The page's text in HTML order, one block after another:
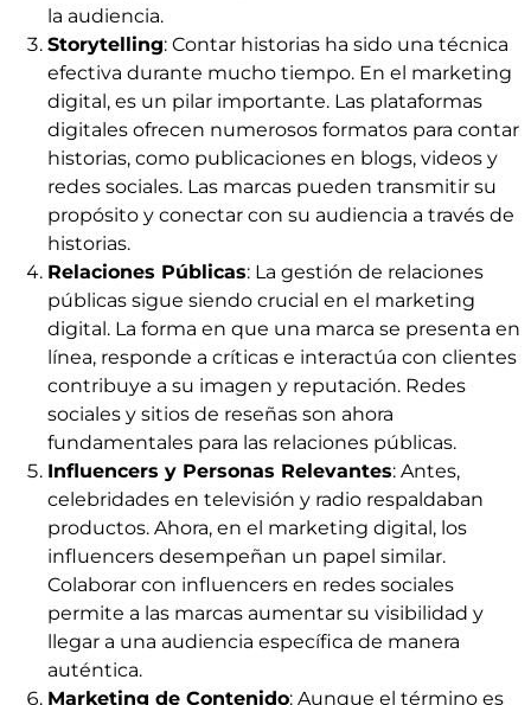
la audiencia.
Storytelling: Contar historias ha sido una técnica
efectiva durante mucho tiempo. En el marketing
digital, es un pilar importante. Las plataformas
digitales ofrecen numerosos formatos para contar
historias, como publicaciones en blogs, videos y
redes sociales. Las marcas pueden transmitir su
propósito y conectar con su audiencia a través de
historias.
Relaciones Públicas: La gestión de relaciones
públicas sigue siendo crucial en el marketing
digital. La forma en que una marca se presenta en
línea, responde a críticas e interactúa con clientes
contribuye a su imagen y reputación. Redes
sociales y sitios de reseñas son ahora
fundamentales para las relaciones públicas.
Influencers y Personas Relevantes: Antes,
celebridades en televisión y radio respaldaban
productos. Ahora, en el marketing digital, los
influencers desempeñan un papel similar.
Colaborar con influencers en redes sociales
permite a las marcas aumentar su visibilidad y
llegar a una audiencia específica de manera
auténtica.
Marketing de Contenido: Aunque el término es